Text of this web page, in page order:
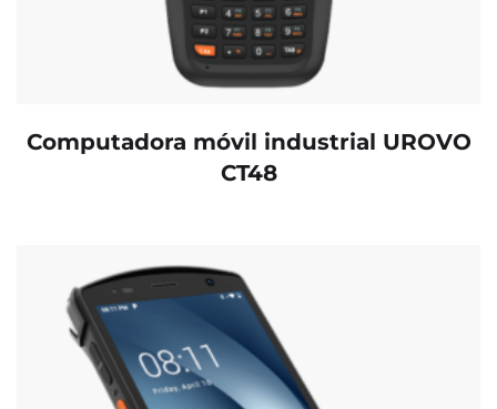
Computadora móvil industrial UROVO
CT48